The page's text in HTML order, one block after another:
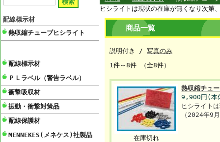
配線標示材
熱収縮チューブヒシライト
配線標示材
ＰＬラベル（警告ラベル）
衝撃吸収材
振動・衝撃対策品
配線保護材
MENNEKES(メネケス)社製品
ヒシライトは現状の在庫が無くなり次
商品一覧
説明付き / 写真のみ
1件～8件 （全8件）
在庫切れ
熱収縮チュ
9,900円(本
ヒシライト
（2024年9